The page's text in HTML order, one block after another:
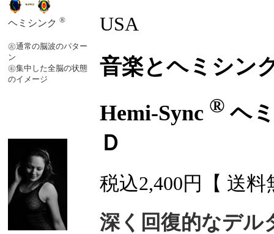
ヘミシンク ®
㊧通常の脳波のパター
ン
㊨集中した全脳の状態
のイメージ
USA
音楽とヘミシン
Hemi-Sync ® ヘ
Ｄ
税込2,400円【 送
深く回復的なデル